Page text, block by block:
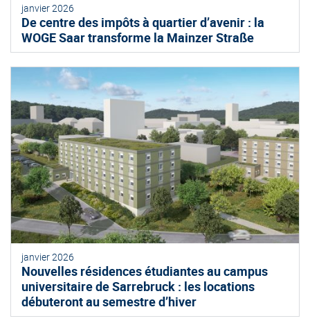
janvier 2026
De centre des impôts à quartier d’avenir : la
WOGE Saar transforme la Mainzer Straße
janvier 2026
Nouvelles résidences étudiantes au campus
universitaire de Sarrebruck : les locations
débuteront au semestre d’hiver